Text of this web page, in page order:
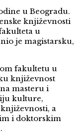
u Beogradu.
književnosti
u
je magistarsku,
fakultetu u
književnost
masteru i
kulture,
a
i doktorskim